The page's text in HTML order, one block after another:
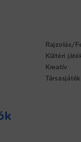
Rajzolás/
Kültéri
Kreatív